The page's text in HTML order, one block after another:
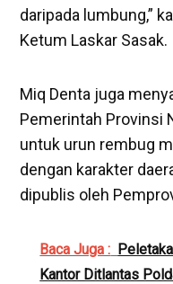
daripada lumbung,”
Ketum Laskar Sasak.
Miq Denta juga
Pemerintah Provinsi
untuk urun rembug
dengan karakter
dipublis oleh
Baca Juga :
Kantor Ditlantas